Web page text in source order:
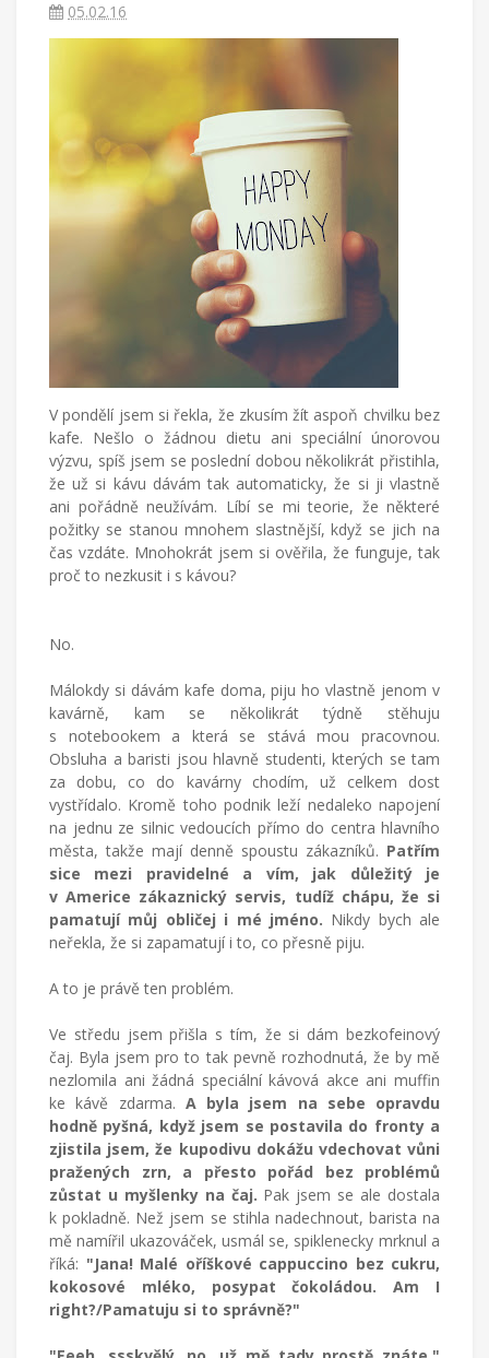
Turecku
životě
zemích,
mateřství
05.02.16
V pondělí jsem si řekla, že zkusím žít aspoň chvilku bez
kafe. Nešlo o žádnou dietu ani speciální únorovou
výzvu, spíš jsem se poslední dobou několikrát přistihla,
že už si kávu dávám tak automaticky, že si ji vlastně
ani pořádně neužívám. Líbí se mi teorie, že některé
požitky se stanou mnohem slastnější, když se jich na
čas vzdáte. Mnohokrát jsem si ověřila, že funguje, tak
proč to nezkusit i s kávou?
No.
Málokdy si dávám kafe doma, piju ho vlastně jenom v
kavárně, kam se několikrát týdně stěhuju
s notebookem a která se stává mou pracovnou.
Obsluha a baristi jsou hlavně studenti, kterých se tam
za dobu, co do kavárny chodím, už celkem dost
vystřídalo. Kromě toho podnik leží nedaleko napojení
na jednu ze silnic vedoucích přímo do centra hlavního
města, takže mají denně spoustu zákazníků. Patřím
sice mezi pravidelné a vím, jak důležitý je
v Americe zákaznický servis, tudíž chápu, že si
pamatují můj obličej i mé jméno. Nikdy bych ale
neřekla, že si zapamatují i to, co přesně piju.
A to je právě ten problém.
Ve středu jsem přišla s tím, že si dám bezkofeinový
čaj. Byla jsem pro to tak pevně rozhodnutá, že by mě
nezlomila ani žádná speciální kávová akce ani muffin
ke kávě zdarma. A byla jsem na sebe opravdu
hodně pyšná, když jsem se postavila do fronty a
zjistila jsem, že kupodivu dokážu vdechovat vůni
pražených zrn, a přesto pořád bez problémů
zůstat u myšlenky na čaj. Pak jsem se ale dostala
k pokladně. Než jsem se stihla nadechnout, barista na
mě namířil ukazováček, usmál se, spiklenecky mrknul a
říká: "Jana! Malé oříškové cappuccino bez cukru,
kokosové mléko, posypat čokoládou. Am I
right?/Pamatuju si to správně?"